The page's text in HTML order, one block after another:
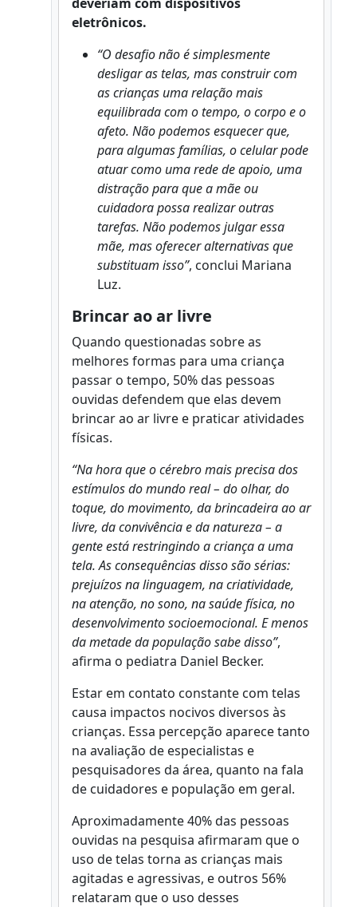
eletrônicos.
“O desafio não é simplesmente
desligar as telas, mas construir com
as crianças uma relação mais
equilibrada com o tempo, o corpo e o
afeto. Não podemos esquecer que,
para algumas famílias, o celular pode
atuar como uma rede de apoio, uma
distração para que a mãe ou
cuidadora possa realizar outras
tarefas. Não podemos julgar essa
mãe, mas oferecer alternativas que
substituam isso”, conclui Mariana
Luz.
Brincar ao ar livre
Quando questionadas sobre as
melhores formas para uma criança
passar o tempo, 50% das pessoas
ouvidas defendem que elas devem
brincar ao ar livre e praticar atividades
físicas.
“Na hora que o cérebro mais precisa dos
estímulos do mundo real – do olhar, do
toque, do movimento, da brincadeira ao ar
livre, da convivência e da natureza – a
gente está restringindo a criança a uma
tela. As consequências disso são sérias:
prejuízos na linguagem, na criatividade,
na atenção, no sono, na saúde física, no
desenvolvimento socioemocional. E menos
da metade da população sabe disso”,
afirma o pediatra Daniel Becker.
Estar em contato constante com telas
causa impactos nocivos diversos às
crianças. Essa percepção aparece tanto
na avaliação de especialistas e
pesquisadores da área, quanto na fala
de cuidadores e população em geral.
Aproximadamente 40% das pessoas
ouvidas na pesquisa afirmaram que o
uso de telas torna as crianças mais
agitadas e agressivas, e outros 56%
relataram que o uso desses